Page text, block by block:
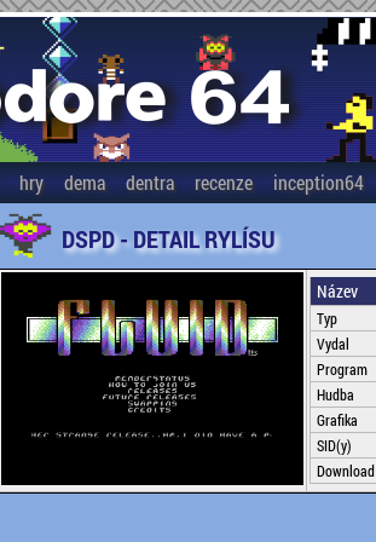
hry dema dentra recenze inception64
DSPD - DETAIL RYLÍSU
Název
Typ
Vydal
Program
Hudba
Grafika
SID(y)
Download